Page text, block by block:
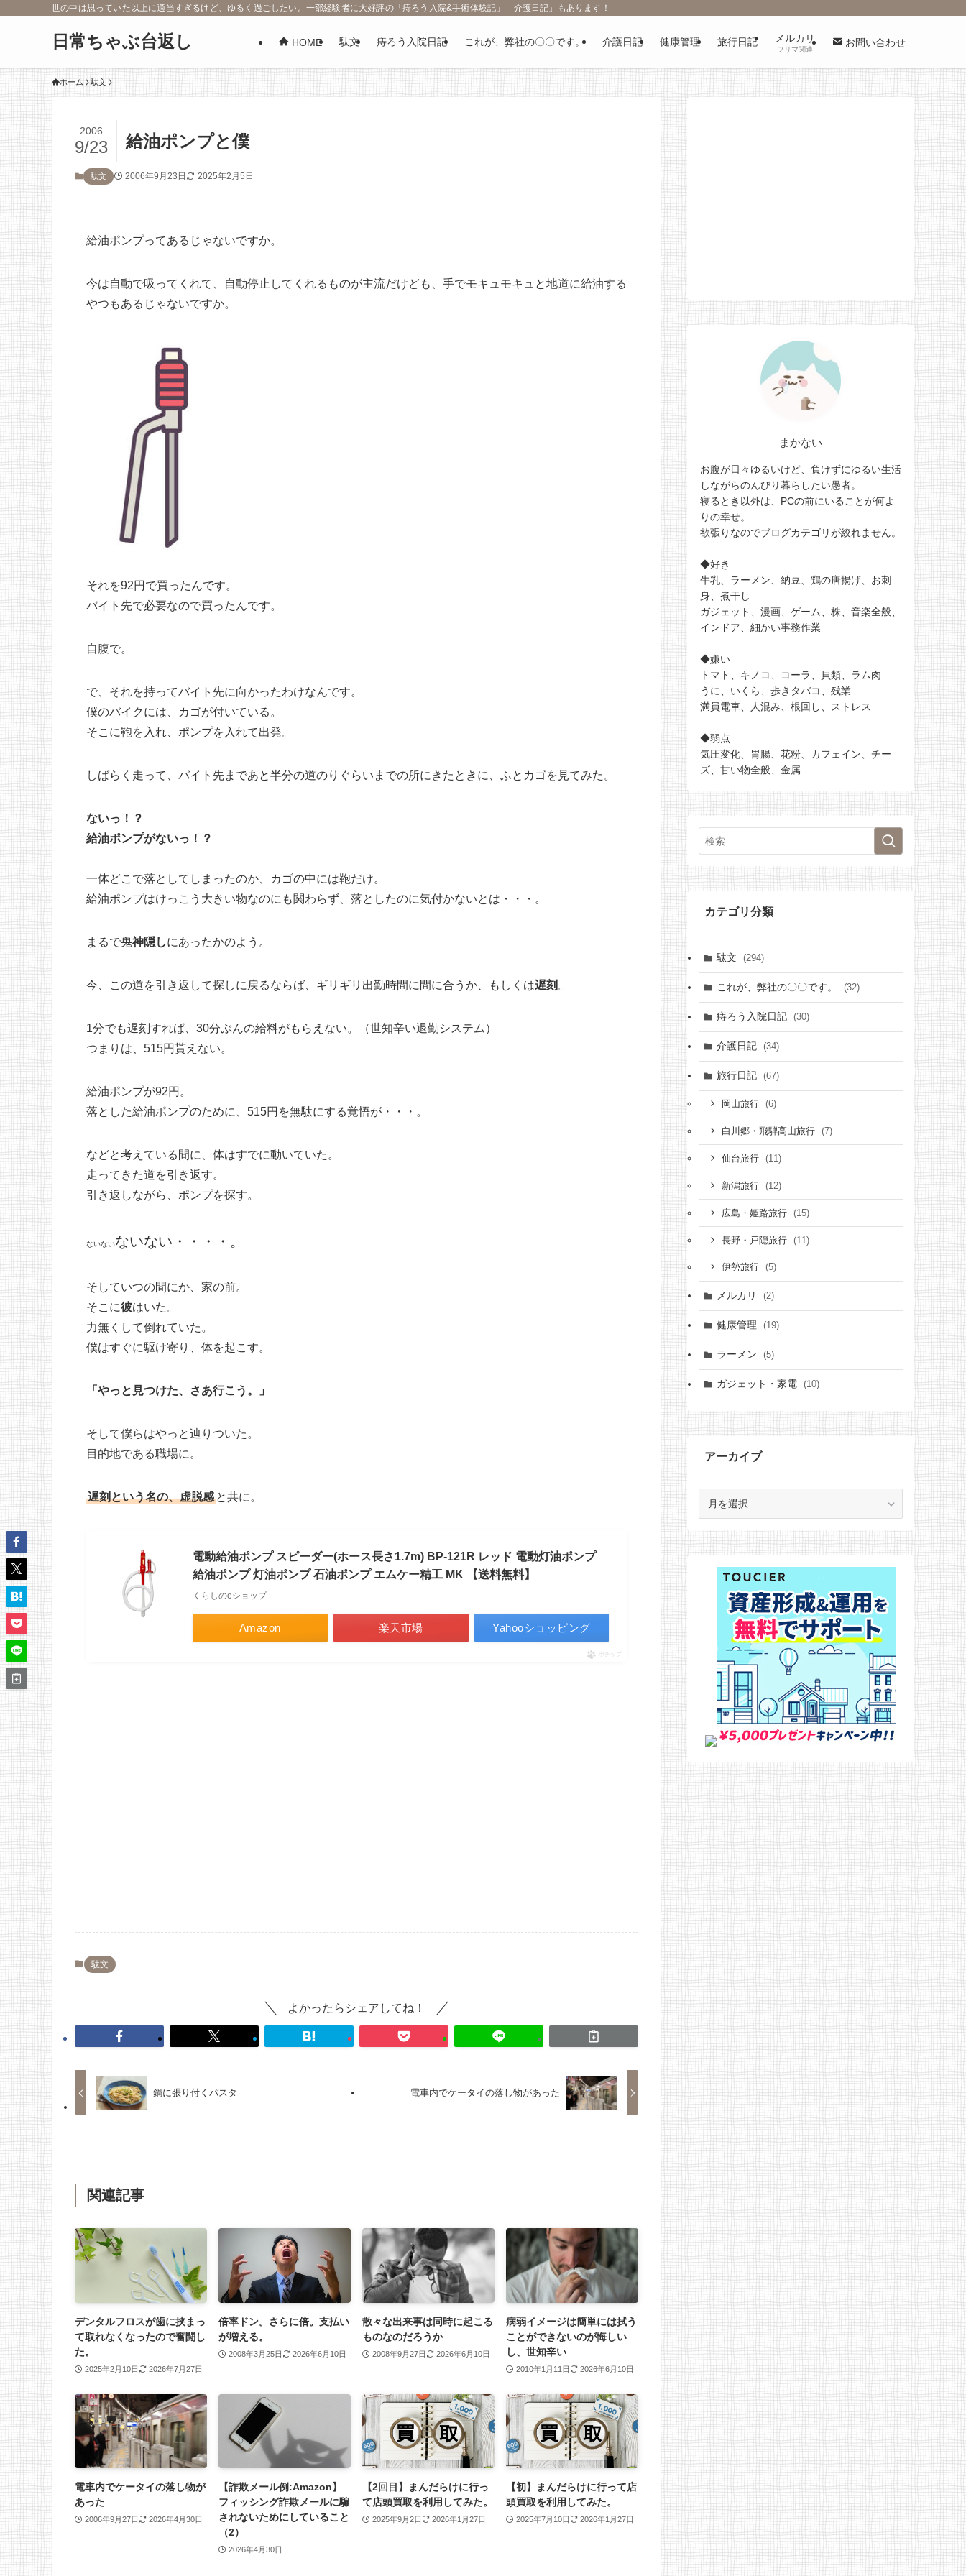
世の中は思っていた以上に適当すぎるけど、ゆるく過ごしたい。一部経験者に大好評の「痔ろう入院&手術体験記」「介護日記」もあります！
日常ちゃぶ台返し HOME 駄文 痔ろう入院日記 これが、弊社の〇〇です。 介護日記 健康管理 旅行日記 メルカリ
フリマ関連
お問い合わせ
ホーム 駄文
給油ポンプと僕
2006
9/23
駄文 2006年9月23日 2025年2月5日
給油ポンプってあるじゃないですか。
今は自動で吸ってくれて、自動停止してくれるものが主流だけども、手でモキュモキュと地道に給油する
やつもあるじゃないですか。
それを92円で買ったんです。
バイト先で必要なので買ったんです。
自腹で。
で、それを持ってバイト先に向かったわけなんです。
僕のバイクには、カゴが付いている。
そこに鞄を入れ、ポンプを入れて出発。
しばらく走って、バイト先まであと半分の道のりぐらいまでの所にきたときに、ふとカゴを見てみた。
ないっ！？
給油ポンプがないっ！？
一体どこで落としてしまったのか、カゴの中には鞄だけ。
給油ポンプはけっこう大きい物なのにも関わらず、落としたのに気付かないとは・・・。
まるで鬼神隠しにあったかのよう。
今、この道を引き返して探しに戻るならば、ギリギリ出勤時間に間に合うか、もしくは遅刻 。
1分でも遅刻すれば、30分ぶんの給料がもらえない。（世知辛い退勤システム）
つまりは、515円貰えない。
給油ポンプが92円。
落とした給油ポンプのために、515円を無駄にする覚悟が・・・。
などと考えている間に、体はすでに動いていた。
走ってきた道を引き返す。
引き返しながら、ポンプを探す。
ないないないない・・・・。
そしていつの間にか、家の前。
そこに彼はいた。
力無くして倒れていた。
僕はすぐに駆け寄り、体を起こす。
「やっと見つけた、さあ行こう。」
そして僕らはやっと辿りついた。
目的地である職場に。
遅刻という名の、虚脱感 と共に。
電動給油ポンプ スピーダー(ホース長さ1.7m) BP-121R レッド 電動灯油ポンプ
給油ポンプ 灯油ポンプ 石油ポンプ エムケー精工 MK 【送料無料】
くらしのeショップ
Amazon 楽天市場 Yahooショッピング
ポチップ
駄文
よかったらシェアしてね！
鍋に張り付くパスタ 電車内でケータイの落し物があった
関連記事
デンタルフロスが歯に挟まっ
て取れなくなったので奮闘し
た。
2025年2月10日 2026年7月27日
倍率ドン。さらに倍。支払い
が増える。
2008年3月25日 2026年6月10日
散々な出来事は同時に起こる
ものなのだろうか
2008年9月27日 2026年6月10日
病弱イメージは簡単には拭う
ことができないのが悔しい
し、世知辛い
2010年1月11日 2026年6月10日
電車内でケータイの落し物が
あった
2006年9月27日 2026年4月30日
【詐欺メール例:Amazon】
フィッシング詐欺メールに騙
されないためにしていること
（2）
2026年4月30日
【2回目】まんだらけに行っ
て店頭買取を利用してみた。
2025年9月2日 2026年1月27日
【初】まんだらけに行って店
頭買取を利用してみた。
2025年7月10日 2026年1月27日
まかない
お腹が日々ゆるいけど、負けずにゆるい生活
しながらのんびり暮らしたい愚者。
寝るとき以外は、PCの前にいることが何よ
りの幸せ。
欲張りなのでブログカテゴリが絞れません。
◆好き
牛乳、ラーメン、納豆、鶏の唐揚げ、お刺
身、煮干し
ガジェット、漫画、ゲーム、株、音楽全般、
インドア、細かい事務作業
◆嫌い
トマト、キノコ、コーラ、貝類、ラム肉
うに、いくら、歩きタバコ、残業
満員電車、人混み、根回し、ストレス
◆弱点
気圧変化、胃腸、花粉、カフェイン、チー
ズ、甘い物全般、金属
カテゴリ分類
駄文 (294)
これが、弊社の〇〇です。 (32)
痔ろう入院日記 (30)
介護日記 (34)
旅行日記 (67)
岡山旅行 (6)
白川郷・飛騨高山旅行 (7)
仙台旅行 (11)
新潟旅行 (12)
広島・姫路旅行 (15)
長野・戸隠旅行 (11)
伊勢旅行 (5)
メルカリ (2)
健康管理 (19)
ラーメン (5)
ガジェット・家電 (10)
アーカイブ
イ
ブ